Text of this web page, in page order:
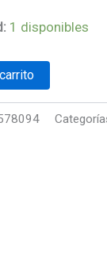
1 disponibles